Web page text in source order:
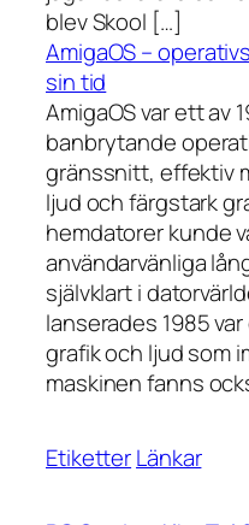
blev Skool […]
AmigaOS –
sin tid
AmigaOS var ett av
banbrytande
gränssnitt, effektiv
ljud och färgstark
hemdatorer kunde
användarvänliga
självklart i
lanserades 1985
grafik och ljud som
maskinen fanns
EtiketterLänkar